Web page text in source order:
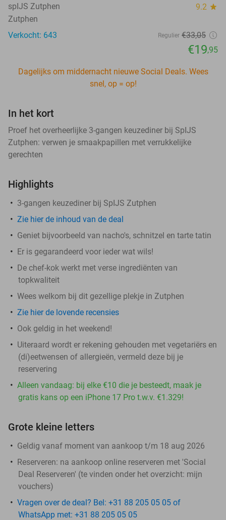
spIJS Zutphen 9.2 star
Zutphen
Verkocht: 643
Regulier €33,05
€19,95
Dagelijks om middernacht nieuwe Social Deals. Wees
snel, op = op!
In het kort
Proef het overheerlijke 3-gangen keuzediner bij SpIJS
Zutphen: verwen je smaakpapillen met verrukkelijke
gerechten
Highlights
3-gangen keuzediner bij SpIJS Zutphen
Zie hier de inhoud van de deal
Geniet bijvoorbeeld van nacho's, schnitzel en tarte tatin
Er is gegarandeerd voor ieder wat wils!
De chef-kok werkt met verse ingrediënten van
topkwaliteit
Wees welkom bij dit gezellige plekje in Zutphen
Zie hier de lovende recensies
Ook geldig in het weekend!
Uiteraard wordt er rekening gehouden met vegetariërs en
(di)eetwensen of allergieën, vermeld deze bij je
reservering
Alleen vandaag: bij elke €10 die je besteedt, maak je
gratis kans op een iPhone 17 Pro t.w.v. €1.329!
Grote kleine letters
Geldig vanaf moment van aankoop t/m 18 aug 2026
Reserveren: na aankoop online reserveren met 'Social
Deal Reserveren' (te vinden onder het overzicht: mijn
vouchers)
Vragen over de deal? Bel: +31 88 205 05 05 of
WhatsApp met: +31 88 205 05 05